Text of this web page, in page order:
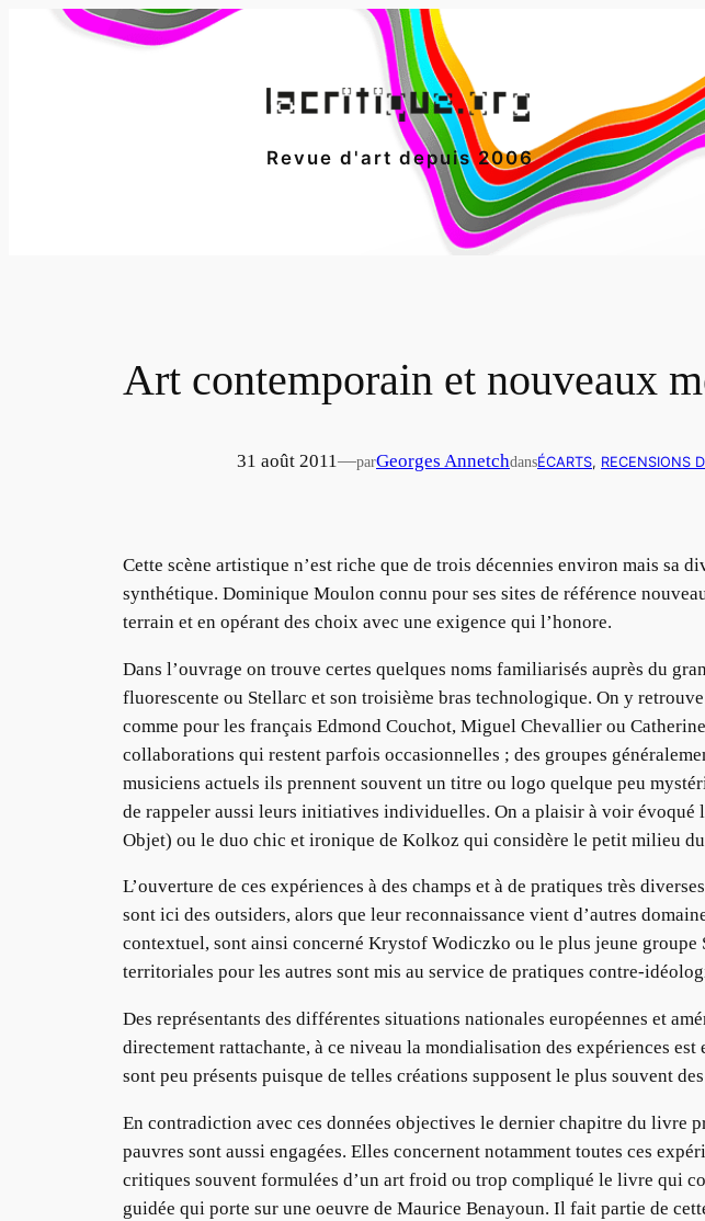
Revue d'art depuis 2006
Art contemporain et nouveaux
31 août 2011—parGeorges AnnetchdansÉCARTS, RECENSIONS
Cette scène artistique n’est riche que de trois décennies environ mais
synthétique. Dominique Moulon connu pour ses sites de référence
terrain et en opérant des choix avec une exigence qui l’honore.
Dans l’ouvrage on trouve certes quelques noms familiarisés auprès du
fluorescente ou Stellarc et son troisième bras technologique. On y
comme pour les français Edmond Couchot, Miguel Chevallier ou
collaborations qui restent parfois occasionnelles ; des groupes
musiciens actuels ils prennent souvent un titre ou logo quelque peu
de rappeler aussi leurs initiatives individuelles. On a plaisir à voir
Objet) ou le duo chic et ironique de Kolkoz qui considère le petit milieu
L’ouverture de ces expériences à des champs et à de pratiques très
sont ici des outsiders, alors que leur reconnaissance vient d’autres
contextuel, sont ainsi concerné Krystof Wodiczko ou le plus jeune
territoriales pour les autres sont mis au service de pratiques contre-
Des représentants des différentes situations nationales européennes et
directement rattachante, à ce niveau la mondialisation des expériences
sont peu présents puisque de telles créations supposent le plus souvent
En contradiction avec ces données objectives le dernier chapitre du livre
pauvres sont aussi engagées. Elles concernent notamment toutes ces
critiques souvent formulées d’un art froid ou trop compliqué le livre qui
guidée qui porte sur une oeuvre de Maurice Benayoun. Il fait partie de